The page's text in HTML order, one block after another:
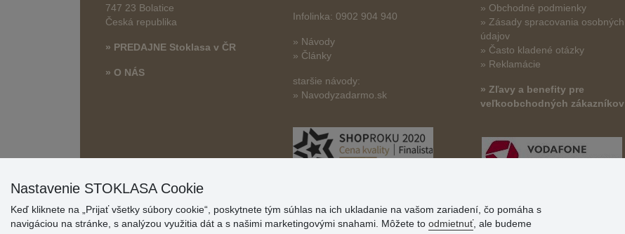
747 23 Bolatice
Česká republika
» PREDAJNE Stoklasa v ČR
» O NÁS
Infolinka: 0902 904 940
» Návody
» Články
staršie návody:
» Navodyzadarmo.sk
» Obchodné podmienky
» Zásady spracovania osobných
údajov
» Často kladené otázky
» Reklamácie
» Zľavy a benefity pre
veľkoobchodných zákazníkov
Nastavenie STOKLASA Cookie
Keď kliknete na „Prijať všetky súbory cookie“, poskytnete tým súhlas na ich ukladanie na vašom zariadení, čo pomáha s
navigáciou na stránke, s analýzou využitia dát a s našimi marketingovými snahami. Môžete to odmietnuť, ale budeme